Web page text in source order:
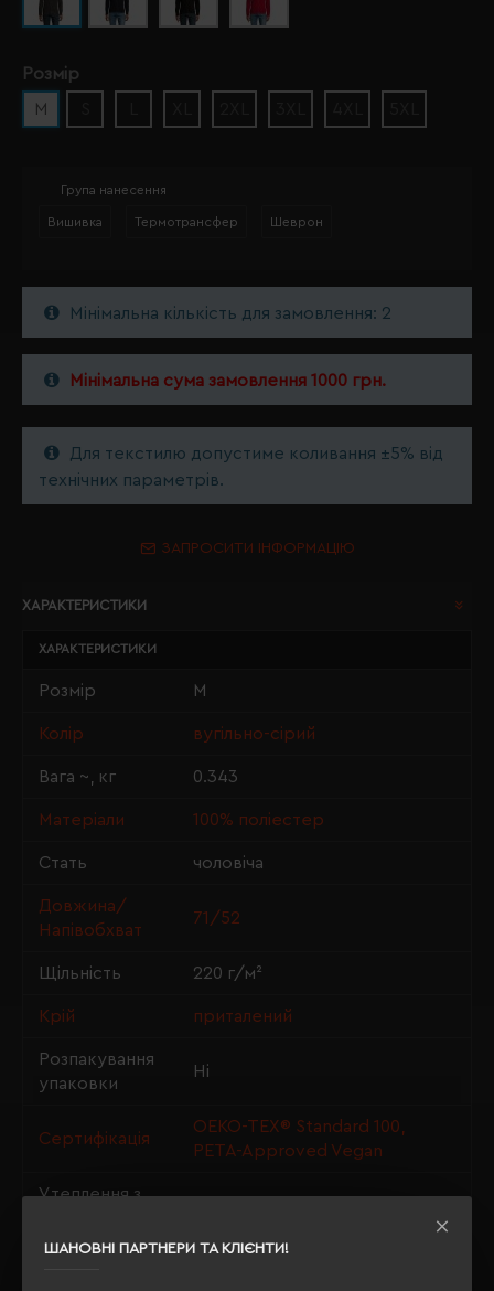
ШАНОВНІ ПАРТНЕРИ ТА КЛІЄНТИ!
Розмір
M
Група нанесення
Вишивка Термотрансфер Шеврон
Мінімальна кількість для замовлення: 2
Мінімальна сума замовлення 1000 грн.
Для текстилю допустиме коливання ±5% від
технічних параметрів.
ЗАПРОСИТИ ІНФОРМАЦІЮ
ХАРАКТЕРИСТИКИ
ХАРАКТЕРИСТИКИ
Розмір M
Колір вугільно-сірий
Вага ~, кг 0.343
Матеріали 100% поліестер
Стать чоловіча
Довжина/
Напівобхват
71/52
Щільність 220 г/м²
Крій приталений
Розпакування
упаковки
Ні
Сертифікація
OEKO-TEX® Standard 100,
PETA-Approved Vegan
Утеплення з